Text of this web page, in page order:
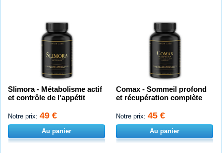
Slimora - Métabolisme actif
et contrôle de l'appétit
Notre prix: 49 €
Au panier
Comax - Sommeil profond
et récupération complète
Notre prix: 45 €
Au panier